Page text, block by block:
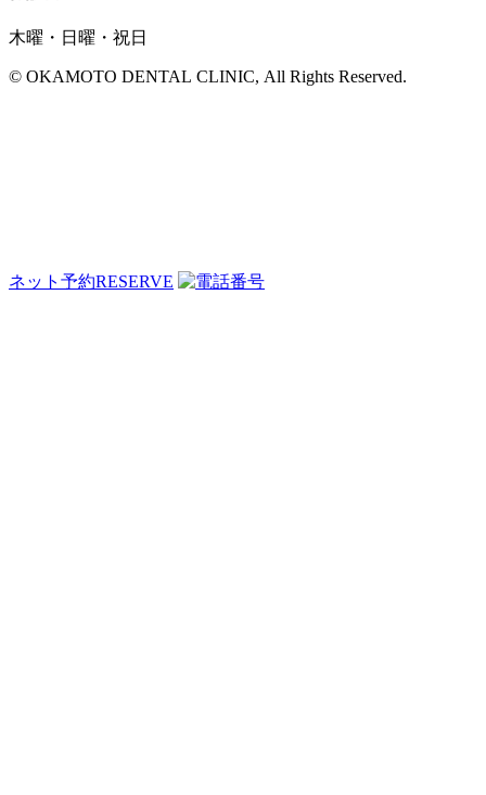
木曜・日曜・祝日
© OKAMOTO DENTAL CLINIC, All Rights Reserved.
ネット予約RESERVE